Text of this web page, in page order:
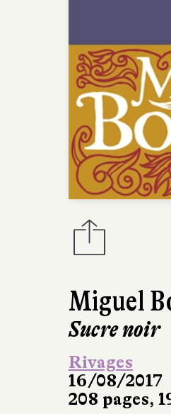
Miguel
Sucre noir
Rivages
16/08/2017
208 pages,